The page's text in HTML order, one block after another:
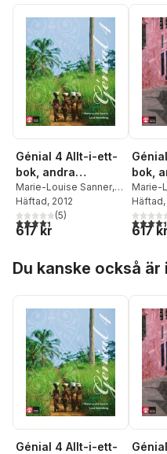
Génial 4 Allt-i-ett-
bok, andra
upplagan
Marie-Louise Sanner,
Lena Wennberg
Trolleberg
Häftad, 2012
4,4utav 5 stjärnor. Totalt antal
(5)
617 kr
bok,
Marie-
Häftad
4,4
617 kr
Du kanske också
Génial 4 Allt-i-ett-